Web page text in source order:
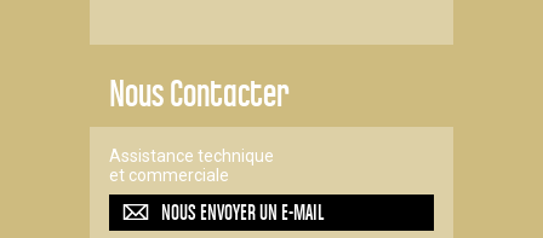
Nous Contacter
Assistance technique
et commerciale
NOUS ENVOYER UNE-MAIL